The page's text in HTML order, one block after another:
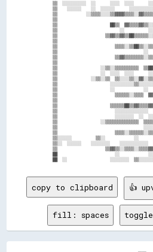
▒▒  ░░░░░░░░░░  ░░      ░░░░  ░░░░
▒▒    ░░░░░░    ░░  ░░░░░░
▒▒
▒▒
▒▒                      ██▒▒
▒▒                          ░░
▒▒
▒▒
▒▒
▒▒                                    ░░
▒▒
▒▒
▒▒                  ░░▒▒░░▒▒▒▒▒▒▒▒▒▒
▒▒                  ░░
▒▒              ░░▒▒░░▒▒
▒▒
▒▒
▒▒                        ▒▒▒▒▒▒░░▒▒▒▒
▒▒
▒▒
▒▒
▒▒                        ░░░░░░░░  ░░
▒▒                  ░░▒▒▒▒▒▒▒▒▒▒▒▒▒▒
▒▒
▒▒
▒▒░░░░░░          ▒▒░░            ░░
▒▒░░  ░░░░░░    ░░░░░░░░    ░░░░░░░░░░░░
▒▒
██                        ░░
copy to clipboard 👍
fill: spaces